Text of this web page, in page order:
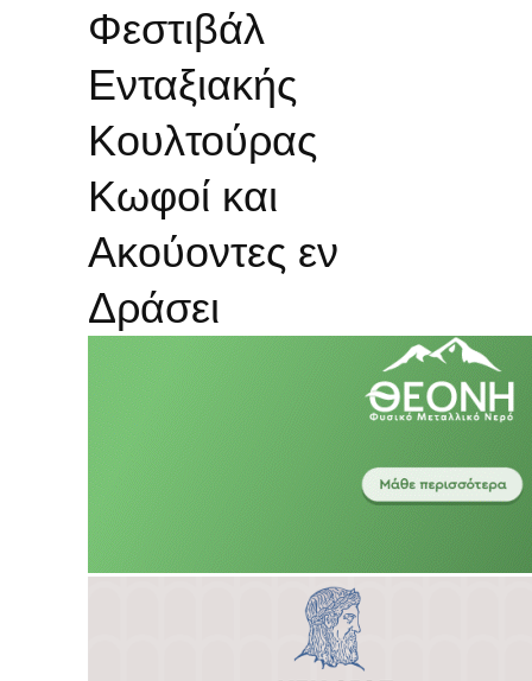
Φεστιβάλ
Ενταξιακής
Κουλτούρας
Κωφοί και
Ακούοντες εν
Δράσει